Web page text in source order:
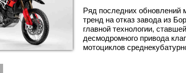
Ряд последних обновлений
тренд на отказ завода из
главной технологии,
десмодромного привода
мотоциклов